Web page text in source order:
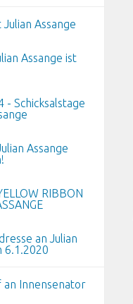
Assange
Assange ist
- Schicksalstage
Assange
RIBBON
an Julian
6.1.2020
Innensenator